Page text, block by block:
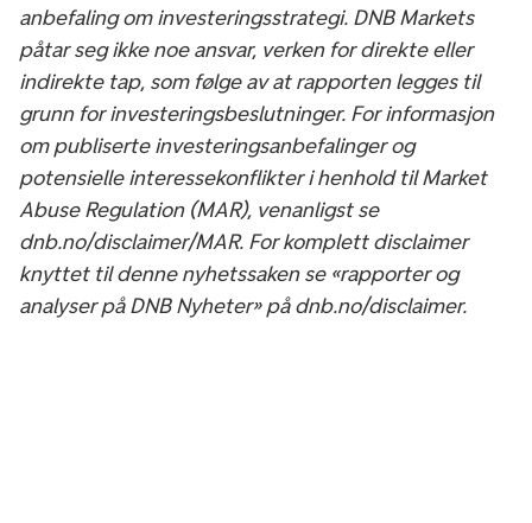
anbefaling om investeringsstrategi. DNB Markets
påtar seg ikke noe ansvar, verken for direkte eller
indirekte tap, som følge av at rapporten legges til
grunn for investeringsbeslutninger. For informasjon
om publiserte investeringsanbefalinger og
potensielle interessekonflikter i henhold til Market
Abuse Regulation (MAR), venanligst se
dnb.no/disclaimer/MAR. For komplett disclaimer
knyttet til denne nyhetssaken se «rapporter og
analyser på DNB Nyheter» på dnb.no/disclaimer.